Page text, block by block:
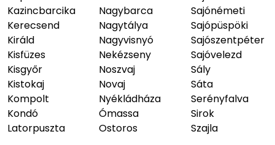
Kazincbarcika
Kerecsend
Királd
Kisfüzes
Kisgyőr
Kistokaj
Kompolt
Kondó
Latorpuszta
Nagybarca
Nagytálya
Nagyvisnyó
Nekézseny
Noszvaj
Novaj
Nyékládháza
Ómassa
Ostoros
Sajónémeti
Sajópüspöki
Sajószentpéter
Sajóvelezd
Sály
Sáta
Serényfalva
Sirok
Szajla